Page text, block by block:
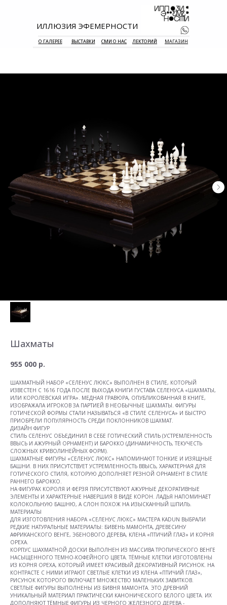
МАГАЗИН
ЛЕКТОРИЙ
СМИ О НАС
ВЫСТАВКИ
О ГАЛЕРЕЕ
ИЛЛЮЗИЯ ЭФЕМЕРНОСТИ
+7 938 177
55
Шахматы
955 000 р.
ШАХМАТНЫЙ НАБОР «СЕЛЕНУС ЛЮКС» ВЫПОЛНЕН В СТИЛЕ, КОТОРЫЙ
ИЗВЕСТЕН С 1616 ГОДА ПОСЛЕ ВЫХОДА КНИГИ ГУСТАВА СЕЛЕНУСА «ШАХМАТЫ,
ИЛИ КОРОЛЕВСКАЯ ИГРА». МЕДНАЯ ГРАВЮРА, ОПУБЛИКОВАННАЯ В КНИГЕ,
ИЗОБРАЖАЛА ИГРОКОВ ЗА ПАРТИЕЙ В НЕОБЫЧНЫЕ ШАХМАТЫ. ФИГУРЫ
ГОТИЧЕСКОЙ ФОРМЫ СТАЛИ НАЗЫВАТЬСЯ «В СТИЛЕ СЕЛЕНУСА» И БЫСТРО
ПРИОБРЕЛИ ПОПУЛЯРНОСТЬ СРЕДИ ПОКЛОННИКОВ ШАХМАТ.
ДИЗАЙН ФИГУР
СТИЛЬ СЕЛЕНУС ОБЪЕДИНИЛ В СЕБЕ ГОТИЧЕСКИЙ СТИЛЬ (УСТРЕМЛЕННОСТЬ
ВВЫСЬ И АЖУРНЫЙ ОРНАМЕНТ) И БАРОККО (ДИНАМИЧНОСТЬ, ТЕКУЧЕСТЬ
СЛОЖНЫХ КРИВОЛИНЕЙНЫХ ФОРМ).
ШАХМАТНЫЕ ФИГУРЫ «СЕЛЕНУС ЛЮКС» НАПОМИНАЮТ ТОНКИЕ И ИЗЯЩНЫЕ
БАШНИ. В НИХ ПРИСУТСТВУЕТ УСТРЕМЛЕННОСТЬ ВВЫСЬ, ХАРАКТЕРНАЯ ДЛЯ
ГОТИЧЕСКОГО СТИЛЯ, КОТОРУЮ ДОПОЛНЯЕТ РЕЗНОЙ ОРНАМЕНТ В СТИЛЕ
РАННЕГО БАРОККО.
НА ФИГУРАХ КОРОЛЯ И ФЕРЗЯ ПРИСУТСТВУЮТ АЖУРНЫЕ ДЕКОРАТИВНЫЕ
ЭЛЕМЕНТЫ И ХАРАКТЕРНЫЕ НАВЕРШИЯ В ВИДЕ КОРОН. ЛАДЬЯ НАПОМИНАЕТ
КОЛОКОЛЬНУЮ БАШНЮ, А СЛОН ПОХОЖ НА ИЗЫСКАННЫЙ ШПИЛЬ.
МАТЕРИАЛЫ
ДЛЯ ИЗГОТОВЛЕНИЯ НАБОРА «СЕЛЕНУС ЛЮКС» МАСТЕРА KADUN ВЫБРАЛИ
РЕДКИЕ НАТУРАЛЬНЫЕ МАТЕРИАЛЫ: БИВЕНЬ МАМОНТА, ДРЕВЕСИНУ
АФРИКАНСКОГО ВЕНГЕ, ЭБЕНОВОГО ДЕРЕВА, КЛЕНА «ПТИЧИЙ ГЛАЗ» И КОРНЯ
ОРЕХА.
КОРПУС ШАХМАТНОЙ ДОСКИ ВЫПОЛНЕН ИЗ МАССИВА ТРОПИЧЕСКОГО ВЕНГЕ
НАСЫЩЕННОГО ТЕМНО-КОФЕЙНОГО ЦВЕТА. ТЁМНЫЕ КЛЕТКИ ИЗГОТОВЛЕНЫ
ИЗ КОРНЯ ОРЕХА, КОТОРЫЙ ИМЕЕТ КРАСИВЫЙ ДЕКОРАТИВНЫЙ РИСУНОК. НА
КОНТРАСТЕ С НИМИ ИГРАЮТ СВЕТЛЫЕ КЛЕТКИ ИЗ КЛЕНА «ПТИЧИЙ ГЛАЗ»,
РИСУНОК КОТОРОГО ВКЛЮЧАЕТ МНОЖЕСТВО МАЛЕНЬКИХ ЗАВИТКОВ.
СВЕТЛЫЕ ФИГУРЫ ВЫПОЛНЕНЫ ИЗ БИВНЯ МАМОНТА. ЭТО ДРЕВНИЙ
УНИКАЛЬНЫЙ МАТЕРИАЛ ПРАКТИЧЕСКИ КАНОНИЧЕСКОГО БЕЛОГО ЦВЕТА. ИХ
ДОПОЛНЯЮТ ТЁМНЫЕ ФИГУРЫ ИЗ ЧЕРНОГО ЖЕЛЕЗНОГО ДЕРЕВА -